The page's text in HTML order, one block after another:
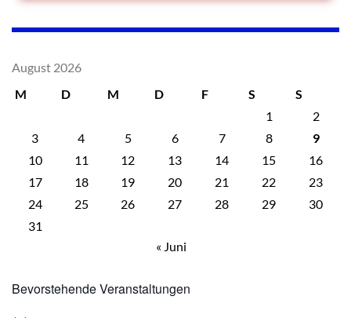
August 2026
M
D M D F S
S
1
2
3
4 5 6 7 8
9
10
11 12 13 14 15
16
17
18 19 20 21 22
23
24
25 26 27 28 29
30
31
« Juni
Bevorstehende Veranstaltungen